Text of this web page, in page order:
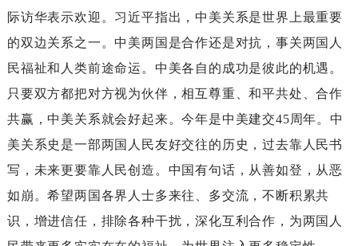
际访华表示欢迎。习近平指出，中美关系是世界上最重要
的双边关系之一。中美两国是合作还是对抗，事关两国人
民福祉和人类前途命运。中美各自的成功是彼此的机遇。
只要双方都把对方视为伙伴，相互尊重、和平共处、合作
共赢，中美关系就会好起来。今年是中美建交45周年。中
美关系史是一部两国人民友好交往的历史，过去靠人民书
写，未来更要靠人民创造。中国有句话，从善如登，从恶
如崩。希望两国各界人士多来往、多交流，不断积累共
识，增进信任，排除各种干扰，深化互利合作，为两国人